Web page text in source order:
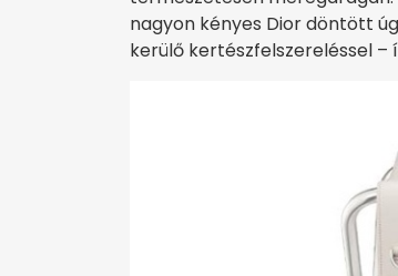
nagyon kényes Dior döntött
kerülő kertészfelszereléssel –